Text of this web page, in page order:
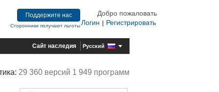
Поддержите нас
Сторонники получают льготы
Добро пожаловать
Логин
Регистрировать
Сайт наследия Русский
29 360 версий 1 949 программ